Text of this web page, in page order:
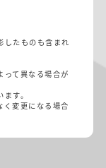
したものも含まれ
て異なる場合が
す。
変更になる場合